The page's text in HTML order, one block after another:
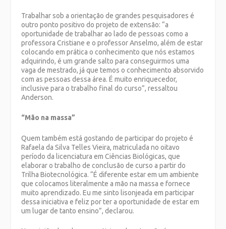
Trabalhar sob a orientação de grandes pesquisadores é
outro ponto positivo do projeto de extensão: “a
oportunidade de trabalhar ao lado de pessoas como a
professora Cristiane e o professor Anselmo, além de estar
colocando em prática o conhecimento que nós estamos
adquirindo, é um grande salto para conseguirmos uma
vaga de mestrado, já que temos o conhecimento absorvido
com as pessoas dessa área. É muito enriquecedor,
inclusive para o trabalho final do curso”, ressaltou
Anderson.
“Mão na massa”
Quem também está gostando de participar do projeto é
Rafaela da Silva Telles Vieira, matriculada no oitavo
período da licenciatura em Ciências Biológicas, que
elaborar o trabalho de conclusão de curso a partir do
Trilha Biotecnológica. “É diferente estar em um ambiente
que colocamos literalmente a mão na massa e fornece
muito aprendizado. Eu me sinto lisonjeada em participar
dessa iniciativa e feliz por ter a oportunidade de estar em
um lugar de tanto ensino”, declarou.